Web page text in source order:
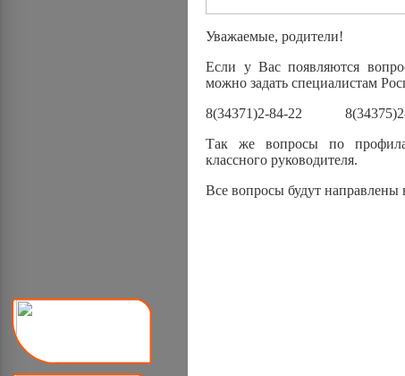
Уважаемые, родители!
Если у Вас появляются
можно задать специалистам
8(34371)2-84-22
Так же вопросы по
классного руководителя.
Все вопросы будут направлены